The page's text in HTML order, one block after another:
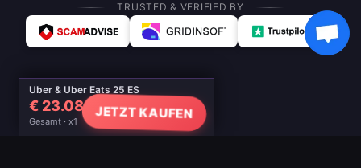
Uber & Uber Eats 25 ES
€ 23.08
Gesamt · x1
JETZT KAUFEN
TRUSTED & VERIFIED BY